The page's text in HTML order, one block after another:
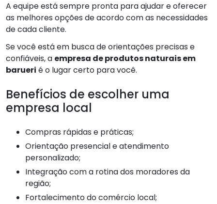
A equipe está sempre pronta para ajudar e oferecer
as melhores opções de acordo com as necessidades
de cada cliente.
Se você está em busca de orientações precisas e
confiáveis, a empresa de produtos naturais em
barueri é o lugar certo para você.
Benefícios de escolher uma
empresa local
Compras rápidas e práticas;
Orientação presencial e atendimento
personalizado;
Integração com a rotina dos moradores da
região;
Fortalecimento do comércio local;